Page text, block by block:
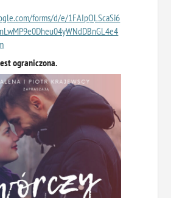
forms/d/e/1FAIpQLScaSi6
ograniczona.